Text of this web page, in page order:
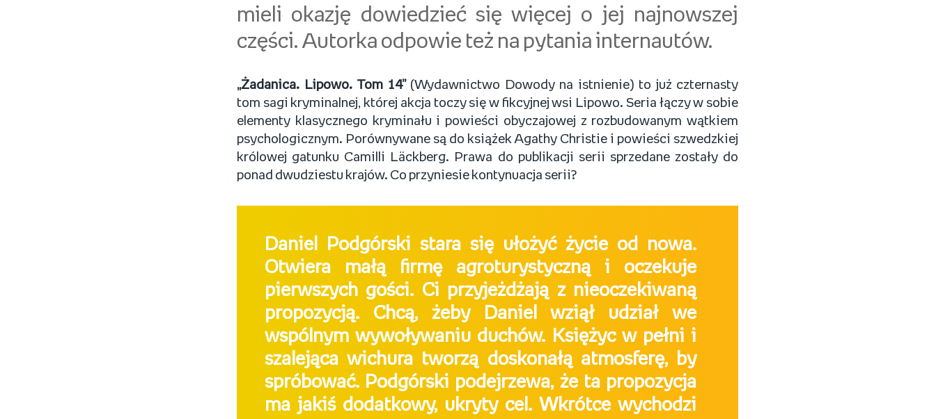
mieli okazję dowiedzieć się więcej o jej najnowszej
części. Autorka odpowie też na pytania internautów.
„Żadanica. Lipowo. Tom 14”(Wydawnictwo Dowody na istnienie) to już czternasty
tom sagi kryminalnej, której akcja toczy się w fikcyjnej wsi Lipowo. Seria łączy w sobie
elementy klasycznego kryminału i powieści obyczajowej z rozbudowanym wątkiem
psychologicznym. Porównywane są do książek Agathy Christie i powieści szwedzkiej
królowej gatunku Camilli Läckberg. Prawa do publikacji serii sprzedane zostały do
ponad dwudziestu krajów. Co przyniesie kontynuacja serii?
Daniel Podgórski stara się ułożyć życie od nowa.
Otwiera małą firmę agroturystyczną i oczekuje
pierwszych gości. Ci przyjeżdżają z nieoczekiwaną
propozycją. Chcą, żeby Daniel wziął udział we
wspólnym wywoływaniu duchów. Księżyc w pełni i
szalejąca wichura tworzą doskonałą atmosferę, by
spróbować. Podgórski podejrzewa, że ta propozycja
ma jakiś dodatkowy, ukryty cel. Wkrótce wychodzi